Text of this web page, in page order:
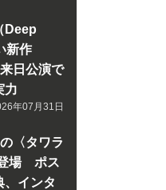
Deep
新作
日公演で
力
年07月31日
〈タワラ
場 ポス
、インタ